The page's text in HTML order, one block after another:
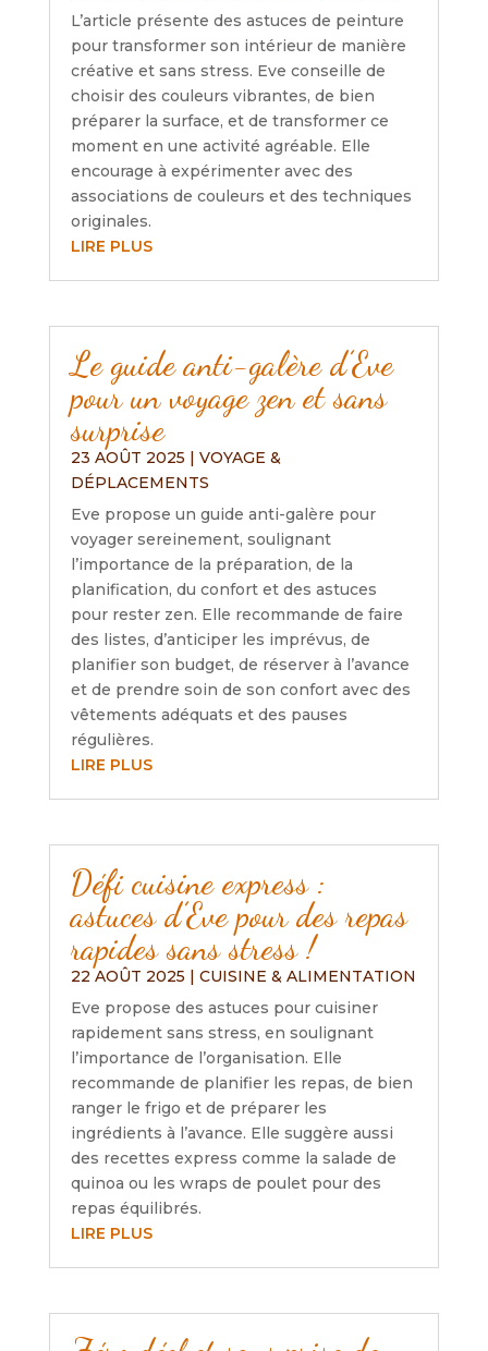
L’article présente des astuces de peinture
pour transformer son intérieur de manière
créative et sans stress. Eve conseille de
choisir des couleurs vibrantes, de bien
préparer la surface, et de transformer ce
moment en une activité agréable. Elle
encourage à expérimenter avec des
associations de couleurs et des techniques
originales.
LIRE PLUS
Le guide anti-galère d’Eve
pour un voyage zen et sans
surprise
23 AOÛT 2025 | VOYAGE &
DÉPLACEMENTS
Eve propose un guide anti-galère pour
voyager sereinement, soulignant
l’importance de la préparation, de la
planification, du confort et des astuces
pour rester zen. Elle recommande de faire
des listes, d’anticiper les imprévus, de
planifier son budget, de réserver à l’avance
et de prendre soin de son confort avec des
vêtements adéquats et des pauses
régulières.
LIRE PLUS
Défi cuisine express :
astuces d’Eve pour des repas
rapides sans stress !
22 AOÛT 2025 | CUISINE & ALIMENTATION
Eve propose des astuces pour cuisiner
rapidement sans stress, en soulignant
l’importance de l’organisation. Elle
recommande de planifier les repas, de bien
ranger le frigo et de préparer les
ingrédients à l’avance. Elle suggère aussi
des recettes express comme la salade de
quinoa ou les wraps de poulet pour des
repas équilibrés.
LIRE PLUS